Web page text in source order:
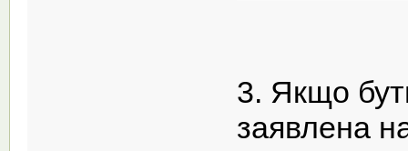
3. Якщо
заявлена